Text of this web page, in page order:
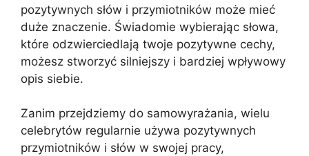
pozytywnych słów i przymiotników może mieć
duże znaczenie. Świadomie wybierając słowa,
które odzwierciedlają twoje pozytywne cechy,
możesz stworzyć silniejszy i bardziej wpływowy
opis siebie.
Zanim przejdziemy do samowyrażania, wielu
celebrytów regularnie używa pozytywnych
przymiotników i słów w swojej pracy,